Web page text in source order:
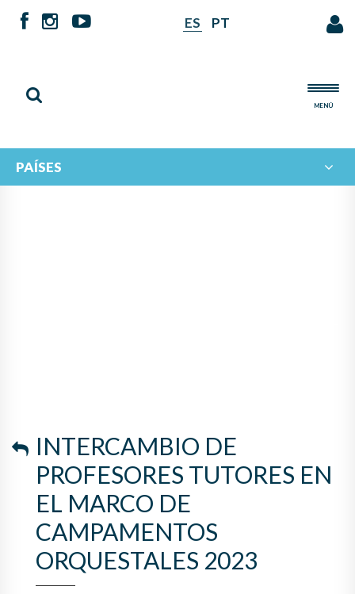
ES PT
MENÚ
PAÍSES
INTERCAMBIO DE
PROFESORES TUTORES EN
EL MARCO DE
CAMPAMENTOS
ORQUESTALES 2023